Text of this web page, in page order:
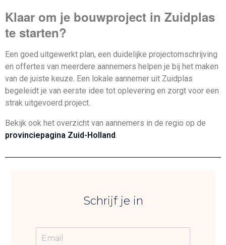
Klaar om je bouwproject in Zuidplas
te starten?
Een goed uitgewerkt plan, een duidelijke projectomschrijving
en offertes van meerdere aannemers helpen je bij het maken
van de juiste keuze. Een lokale aannemer uit Zuidplas
begeleidt je van eerste idee tot oplevering en zorgt voor een
strak uitgevoerd project.
Bekijk ook het overzicht van aannemers in de regio op de
provinciepagina Zuid-Holland.
Schrijf je in